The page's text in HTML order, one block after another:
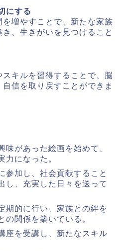
にする
を増やすことで、新たな家族
き、生きがいを見つけること
スキルを習得することで、脳
自信を取り戻すことができま
味があった絵画を始めて、
力になった。
参加し、社会貢献すること
し、充実した日々を送って
期的に行い、家族との絆を
の関係を築いている。
座を受講し、新たなスキル